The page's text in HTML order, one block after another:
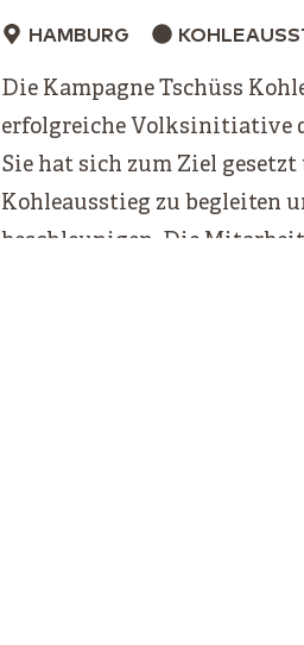
HAMBURG
Die Kampagne Tschüss
erfolgreiche Volksinitiative
Sie hat sich zum Ziel
Kohleausstieg zu begleiten
beschleunigen. Die